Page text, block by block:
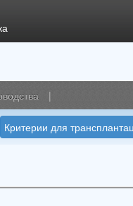
|
Критерии для